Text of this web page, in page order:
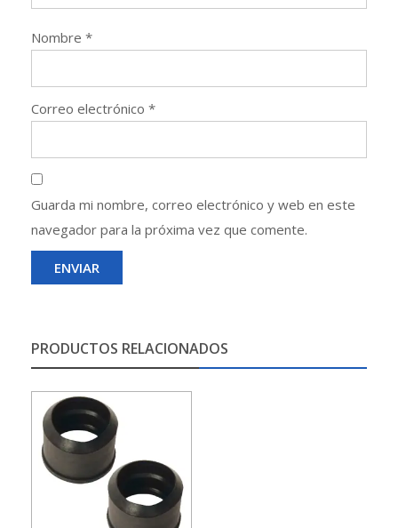
Nombre *
Correo electrónico *
Guarda mi nombre, correo electrónico y web en este
navegador para la próxima vez que comente.
PRODUCTOS RELACIONADOS